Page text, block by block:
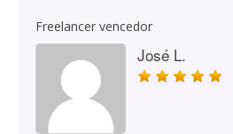
Freelancer vencedor
José L.